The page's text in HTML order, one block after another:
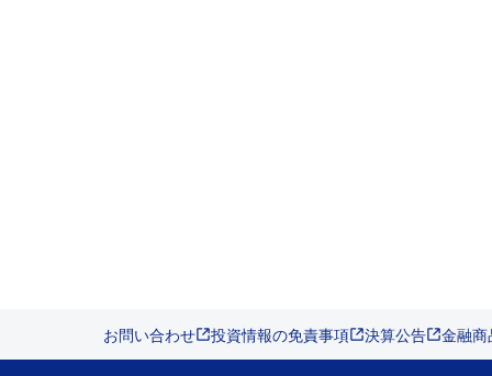
お問い合わせ 投資情報の免責事項 決算公告 金融